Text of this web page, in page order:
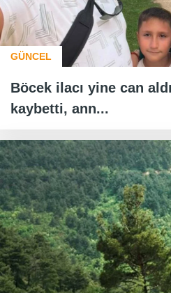
GÜNCEL
Böcek ilacı yine can
kaybetti, ann...